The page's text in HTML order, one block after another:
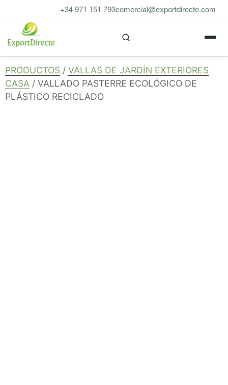
contenido
+34 971 151 793comercial@exportdirecte.com
PRODUCTOS / VALLAS DE JARDÍN EXTERIORES
CASA / VALLADO PASTERRE ECOLÓGICO DE
PLÁSTICO RECICLADO